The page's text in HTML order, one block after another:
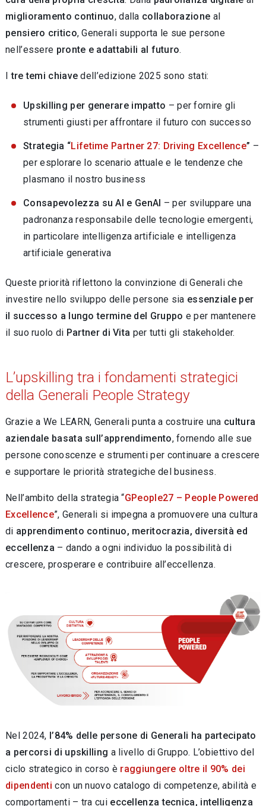
miglioramento continuo, dalla collaborazione al
pensiero critico, Generali supporta le sue persone
nell’essere pronte e adattabili al futuro.
Itre temi chiave dell’edizione 2025 sono stati:
Upskilling per generare impatto – per fornire gli
strumenti giusti per affrontare il futuro con successo
Strategia “Lifetime Partner 27: Driving Excellence” –
per esplorare lo scenario attuale e le tendenze che
plasmano il nostro business
Consapevolezza su AI e GenAI – per sviluppare una
padronanza responsabile delle tecnologie emergenti,
in particolare intelligenza artificiale e intelligenza
artificiale generativa
Queste priorità riflettono la convinzione di Generali che
investire nello sviluppo delle persone sia essenziale per
il successo a lungo termine del Gruppo e per mantenere
il suo ruolo di Partner di Vita per tutti gli stakeholder.
L’upskilling tra i fondamenti strategici
della Generali People Strategy
Grazie a We LEARN, Generali punta a costruire una cultura
aziendale basata sull’apprendimento, fornendo alle sue
persone conoscenze e strumenti per continuare a crescere
e supportare le priorità strategiche del business.
Nell’ambito della strategia “GPeople27 – People Powered
Excellence”, Generali si impegna a promuovere una cultura
di apprendimento continuo, meritocrazia, diversità ed
eccellenza – dando a ogni individuo la possibilità di
crescere, prosperare e contribuire all’eccellenza.
Nel 2024, l’84% delle persone di Generali ha partecipato
a percorsi di upskilling a livello di Gruppo. L’obiettivo del
ciclo strategico in corso è raggiungere oltre il 90% dei
dipendenti con un nuovo catalogo di competenze, abilità e
comportamenti – tra cui eccellenza tecnica, intelligenza